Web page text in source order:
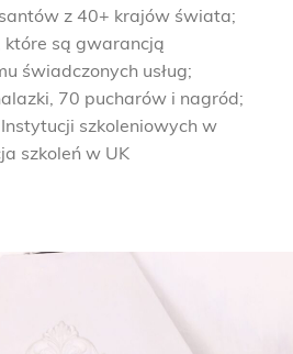
z 40+ krajów świata;
są gwarancją
świadczonych usług;
70 pucharów i nagród;
szkoleniowych w
szkoleń w UK